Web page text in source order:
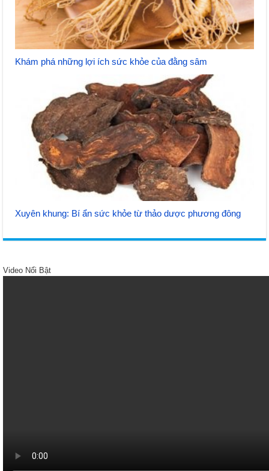
Khám phá những lợi ích sức khỏe của đằng sâm
Xuyên khung: Bí ẩn sức khỏe từ thảo dược phương đông
Video Nổi Bật